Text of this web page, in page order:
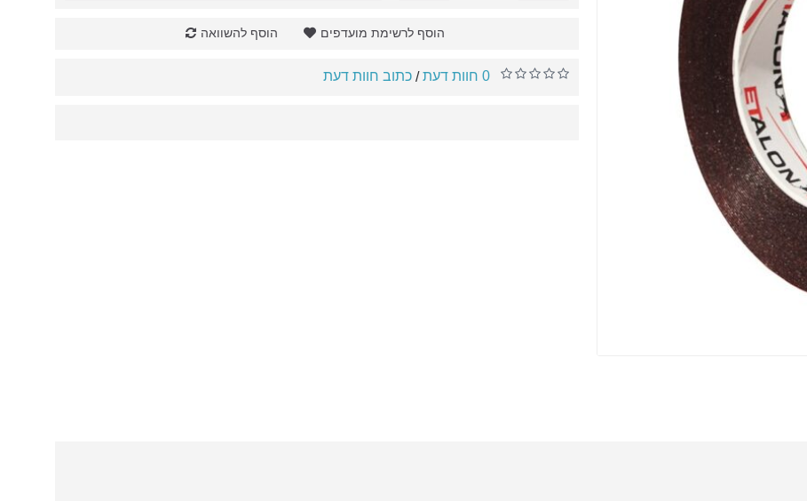
הוסף לרשימת מועדפים הוסף להשוואה
0 חוות דעת / כתוב חוות דעת